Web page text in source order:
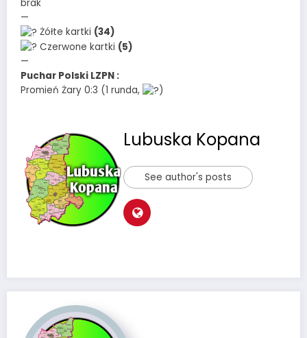
brak
—
Żółte kartki (34)
Czerwone kartki (5)
—
Puchar Polski LZPN :
Promień Żary 0:3 (1 runda,
)
Lubuska Kopana
See author's posts